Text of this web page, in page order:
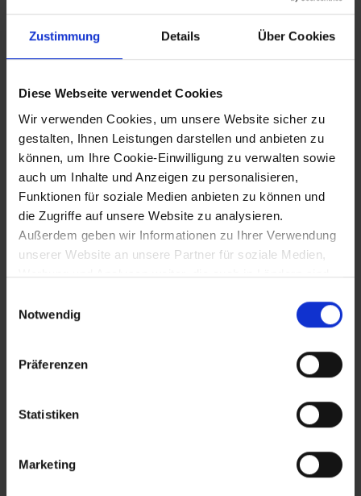
Zustimmung Details Über Cookies
Diese Webseite verwendet Cookies
Wir verwenden Cookies, um unsere Website sicher zu
gestalten, Ihnen Leistungen darstellen und anbieten zu
können, um Ihre Cookie-Einwilligung zu verwalten sowie
auch um Inhalte und Anzeigen zu personalisieren,
Funktionen für soziale Medien anbieten zu können und
die Zugriffe auf unsere Website zu analysieren.
Außerdem geben wir Informationen zu Ihrer Verwendung
unserer Website an unsere Partner für soziale Medien,
Werbung und Analysen weiter, die auch in Ländern sind,
gegeben ist, und in denen Sie Ihre Rechte uU nicht
effektiv durchsetzen können. Unsere Partner führen
diese Informationen möglicherweise mit weiteren Daten
zusammen, die Sie ihnen bereitgestellt haben oder die
haben.
Notwendig
Präferenzen
Statistiken
Marketing
Vernichtende Niederlage der Preußen in
der Schlacht bei Kunersdorf/ Kunowice
(Polen)
1760
100-Jahr-Jubiläum der Wallfahrtskirche
Maria Taferl
~1760
Abschuss des letzten Bären im Yspertal
Barnabitenklosters in Mistelbach.
1761